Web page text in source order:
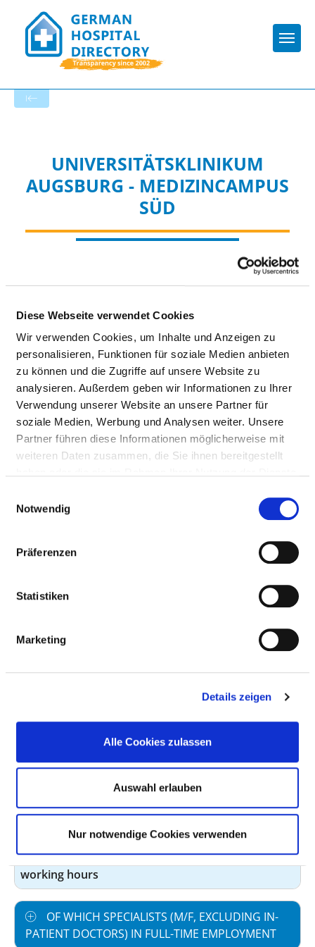
Diese Webseite verwendet Cookies
Wir verwenden Cookies, um Inhalte und Anzeigen zu
personalisieren, Funktionen für soziale Medien anbieten
zu können und die Zugriffe auf unsere Website zu
analysieren. Außerdem geben wir Informationen zu Ihrer
Verwendung unserer Website an unsere Partner für
soziale Medien, Werbung und Analysen weiter. Unsere
Partner führen diese Informationen möglicherweise mit
weiteren Daten zusammen, die Sie ihnen bereitgestellt
Notwendig
Präferenzen
Statistiken
Marketing
Details zeigen
Alle Cookies zulassen
Auswahl erlauben
Nur notwendige Cookies verwenden
UNIVERSITÄTSKLINIKUM
AUGSBURG - MEDIZINCAMPUS
SÜD
Relevant to this:
Nursing staff
Therapeutic staff
DOCTORS (M/F)
Medical personnel information for the entire hospital.
departments can be found on the department pages.
TOTAL NUMBER OF DOCTORS (M/F,
EMPLOYMENT
GROUP
50,25
Staff not in direct
0,00
Out-patient care staff
13,45
In-patient care staff
36,80
Prevailing collectively
agreed weekly
working hours
41,56
OF WHICH SPECIALISTS (M/F, EXCLUDING IN-
PATIENT DOCTORS) IN FULL-TIME EMPLOYMENT